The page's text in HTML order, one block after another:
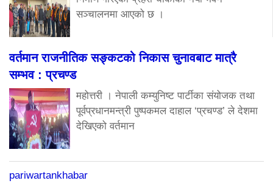
सञ्चालनमा आएको छ ।
वर्तमान राजनीतिक सङ्कटको निकास चुनावबाट मात्रै
सम्भव : प्रचण्ड
महोत्तरी । नेपाली कम्युनिष्ट पार्टीका संयोजक तथा
पूर्वप्रधानमन्त्री पुष्पकमल दाहाल ‘प्रचण्ड’ ले देशमा
देखिएको वर्तमान
pariwartankhabar